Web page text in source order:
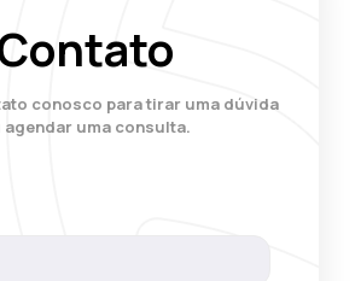
conosco para tirar uma dúvida
agendar uma consulta.